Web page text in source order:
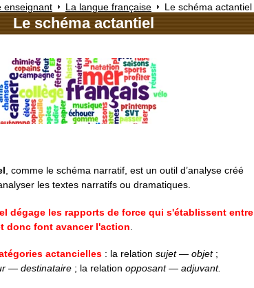
enseignant La langue française Le schéma actantiel
Le schéma actantiel
, comme le schéma narratif, est un outil d’analyse créé
les textes narratifs ou dramatiques.
dégage les rapports de force qui s'établissent entre
donc font avancer l'action
actancielles : la relation sujet — objet;
— destinataire ; la relation opposant — adjuvant.